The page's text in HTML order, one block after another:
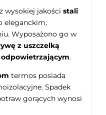
wysokiej jakości stali
eleganckim,
Wyposażono go w
z uszczelką
.
termos posiada
Spadek
gorących wynosi